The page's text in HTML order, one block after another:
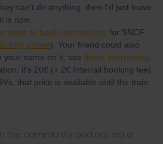
can't do anything, then I'd just leave
is now.
ways to book reservations for SNCF
it by phone). Your friend could also
your name on it, see these instructions
it's 20€ (+ 2€ Interrail booking fee)
that price is available until the train
the community and not via a